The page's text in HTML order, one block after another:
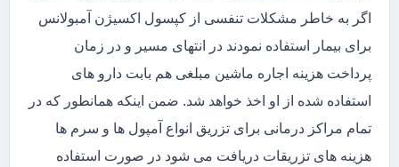
اگر به خاطر مشکلات تنفسی از کپسول اکسیژن آمبولانس
برای بیمار استفاده نمودند در انتهای مسیر و در زمان
پرداخت هزینه اجاره ماشین مبلغی هم بابت دارو های
استفاده شده از او اخذ خواهد شد. ضمن اینکه همانطور که در
تمام مراکز درمانی برای تزریق انواع آمپول ها و سرم ها
هزینه های تزریقات دریافت می شود در صورت استفاده